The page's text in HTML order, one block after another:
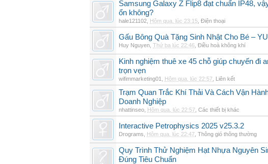
Samsung Galaxy Z Flip8 đạt chuẩn IP48,
ổn không?
hale121102 Hôm qua, lúc 23:15 Điện thoại
Gấu Bông Quà Tặng Sinh Nhật Cho Bé –
Huy Nguyen Thứ ba lúc 22:46 Điều hoà không khí
Kinh nghiệm thuê xe 45 chỗ giúp chuyến đi
trọn vẹn
wifimmarketing01 Hôm qua, lúc 22:57 Liên kết
Trạm Quan Trắc Khí Thải Và Cách Vận
Doanh Nghiệp
nhattinseo Hôm qua, lúc 22:57 Các thiết bị khác
Interactive Petrophysics 2025 v25.3.2
Drograms Hôm qua, lúc 22:47 Thông gió thông thường
Quy Trình Thử Nghiệm Hạt Nhựa Nguyên
Đúng Tiêu Chuẩn